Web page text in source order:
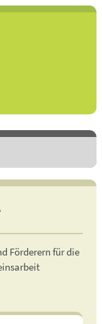
Förderern für die